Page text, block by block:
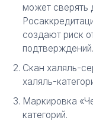
может
создают риск
подтверждений.
Скан халяль-
халяль-
Маркировка
категорий.